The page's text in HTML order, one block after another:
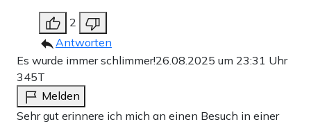
2
Antworten
Es wurde immer schlimmer!26.08.2025 um 23:31 Uhr
345T
Melden
Sehr gut erinnere ich mich an einen Besuch in einer